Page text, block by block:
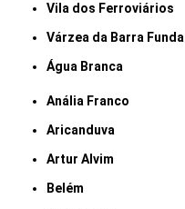
Vila dos Ferroviários
Várzea da Barra Funda
Água Branca
Anália Franco
Aricanduva
Artur Alvim
Belém